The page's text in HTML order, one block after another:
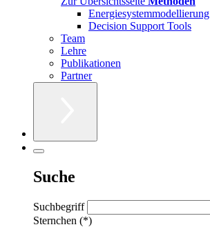
Energiesystemmodellierung
Decision Support Tools
Team
Lehre
Publikationen
Partner
Suche
Suchbegriff
Sternchen (*)